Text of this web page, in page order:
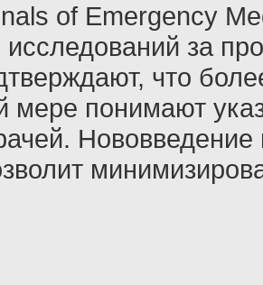
of Emergency
исследований за
что
мере понимают
Нововведение